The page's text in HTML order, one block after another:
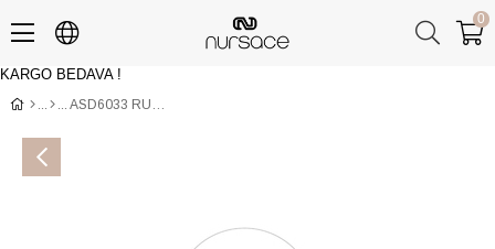
KARGO BEDAVA !
0
ASD6033 RUGAN WİNO